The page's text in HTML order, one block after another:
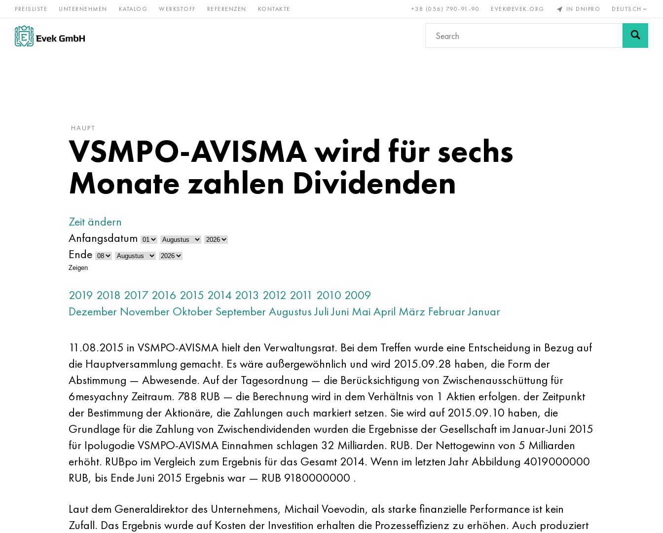
PREISLISTE UNTERNEHMEN KATALOG WERKSTOFF REFERENZEN KONTAKTE +38 (056) 790-91-90 EVEK@EVEK.ORG IN DNIPRO DEUTSCH
Nickel Rostfreier Seltene Erden & Bronze, Kupfer, Nichteisenmetalle Stahl Drahtgewebe &
HAUPT
VSMPO-AVISMA wird für sechs
Monate zahlen Dividenden
Zeit ändern
Anfangsdatum
Ende
Zeigen
2019 2018 2017 2016 2015 2014 2013 2012 2011 2010 2009
Dezember November Oktober SeptemberAugustus Juli Juni Mai April März FebruarJanuar
11.08.2015 in VSMPO-AVISMA hielt den Verwaltungsrat. Bei dem Treffen wurde eine Entscheidung in Bezug auf
die Hauptversammlung gemacht. Es wäre außergewöhnlich und wird 2015.09.28 haben, die Form der
Abstimmung — Abwesende. Auf der Tagesordnung — die Berücksichtigung von Zwischenausschüttung für
6mesyachny Zeitraum. 788 RUB — die Berechnung wird in dem Verhältnis von 1 Aktien erfolgen. der Zeitpunkt
der Bestimmung der Aktionäre, die Zahlungen auch markiert setzen. Sie wird auf 2015.09.10 haben, die
Grundlage für die Zahlung von Zwischendividenden wurden die Ergebnisse der Gesellschaft im Januar-Juni 2015
für Ipolugodie VSMPO-AVISMA Einnahmen schlagen 32 Milliarden. RUB. Der Nettogewinn von 5 Milliarden
erhöht. RUBpo im Vergleich zum Ergebnis für das Gesamt 2014. Wenn im letzten Jahr Abbildung 4019000000
RUB, bis Ende Juni 2015 Ergebnis war — RUB 9180000000 .
Laut dem Generaldirektor des Unternehmens, Michail Voevodin, als starke finanzielle Performance ist kein
Zufall. Das Ergebnis wurde auf Kosten der Investition erhalten die Prozesseffizienz zu erhöhen. Auch produziert